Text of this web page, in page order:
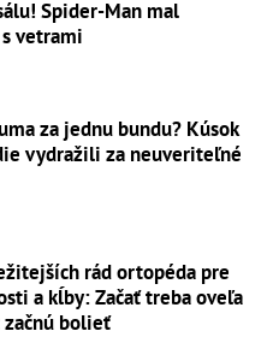
Spider-Man mal
vetrami
za jednu bundu? Kúsok
vydražili za neuveriteľné
rád ortopéda pre
a kĺby: Začať treba oveľa
začnú bolieť